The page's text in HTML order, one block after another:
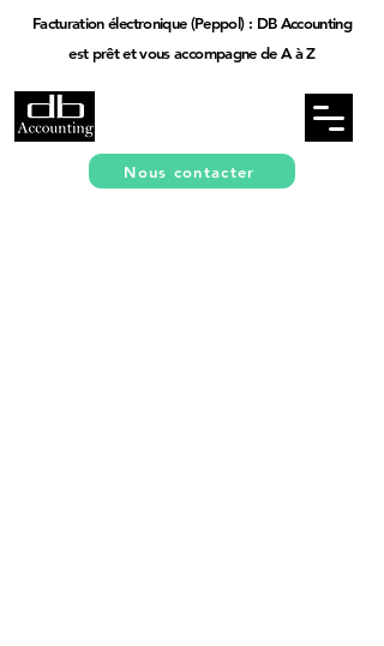
Nous contacter
Facturation électronique (Peppol) : DB Accounting
est prêt et vous accompagne de A à Z